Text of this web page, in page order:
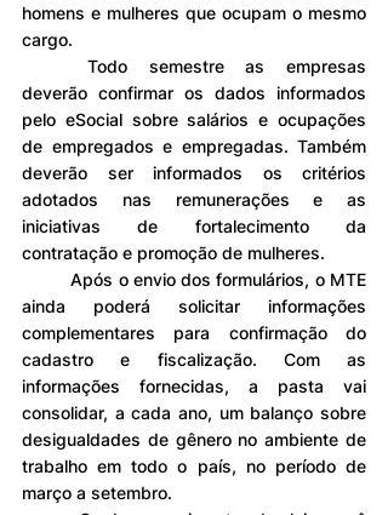
homens e mulheres que ocupam o mesmo
cargo.
deverão confirmar os dados informados
pelo eSocial sobre salários e ocupações
de empregados e empregadas. Também
deverão ser informados os critérios
adotados nas remunerações e as
iniciativas de fortalecimento da
contratação e promoção de mulheres.
	Após o envio dos formulários, o MTE
ainda poderá solicitar informações
complementares para confirmação do
cadastro e fiscalização. Com as
informações fornecidas, a pasta vai
consolidar, a cada ano, um balanço sobre
desigualdades de gênero no ambiente de
trabalho em todo o país, no período de
março a setembro.